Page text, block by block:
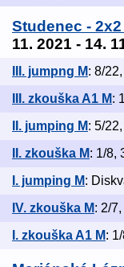
Studenec -
11. 2021 - 14.
III. jumpng M: 8/
III. zkouška A1 M:
II. jumping M: 5/
II. zkouška M: 1/8,
I. jumping M:
IV. zkouška M: 2/
I. zkouška A1 M: